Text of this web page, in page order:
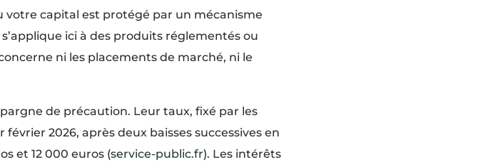
capital est protégé par un mécanisme
ici à des produits réglementés ou
ni les placements de marché, ni le
de précaution. Leur taux, fixé par les
février 2026, après deux baisses successives en
et 12 000 euros (service-public.fr). Les intérêts